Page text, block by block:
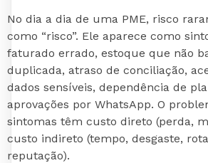
No dia a dia de uma PME, risco
como “risco”. Ele aparece como
faturado errado, estoque que não
duplicada, atraso de conciliação,
dados sensíveis, dependência de
aprovações por WhatsApp. O
sintomas têm custo direto (perda,
custo indireto (tempo, desgaste,
reputação).